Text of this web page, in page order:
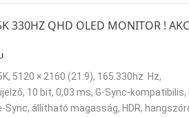
330HZ QHD OLED MONITOR !
5120 × 2160 (21:9), 165.330hz Hz,
10 bit, 0,03 ms, G-Sync-kompatibilis,
Sync, állítható magasság, HDR,